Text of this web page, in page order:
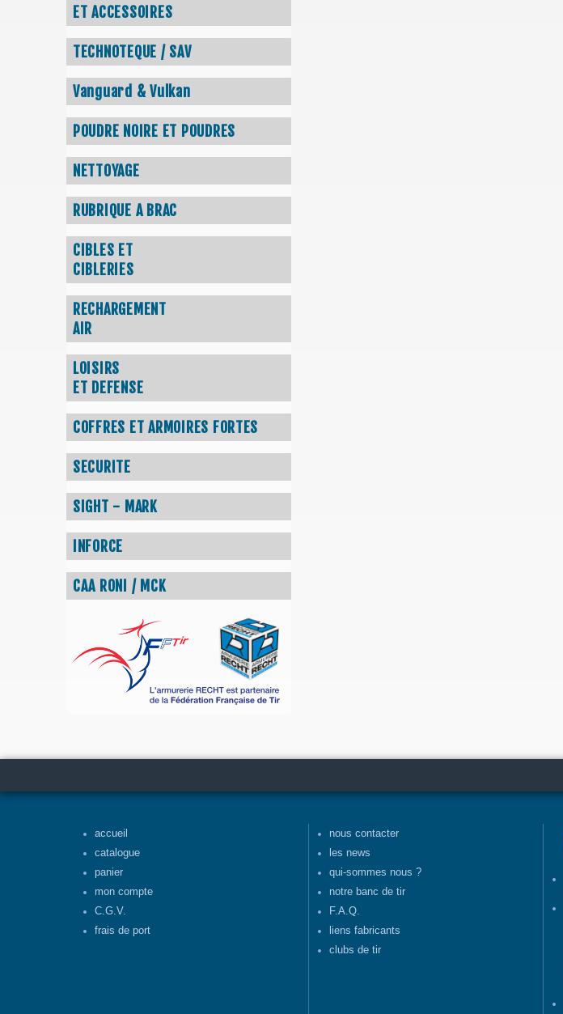
ET ACCESSOIRES
TECHNOTEQUE / SAV
Vanguard & Vulkan
POUDRE NOIRE ET POUDRES
NETTOYAGE
RUBRIQUE A BRAC
CIBLES ET
CIBLERIES
RECHARGEMENT
AIR
LOISIRS
ET DEFENSE
COFFRES ET ARMOIRES FORTES
SECURITE
SIGHT - MARK
INFORCE
CAA RONI / MCK
accueil
catalogue
panier
mon compte
C.G.V.
frais de port
nous contacter
les news
qui-sommes nous ?
notre banc de tir
F.A.Q.
liens fabricants
clubs de tir